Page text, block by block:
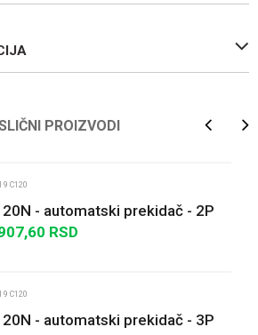
PROIZVODI
9 C120
- automatski prekidač - 2P
- B kriva
RSD
9 C120
- automatski prekidač - 3P